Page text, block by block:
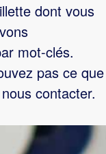
dont vous
mot-clés.
pas ce que
contacter.